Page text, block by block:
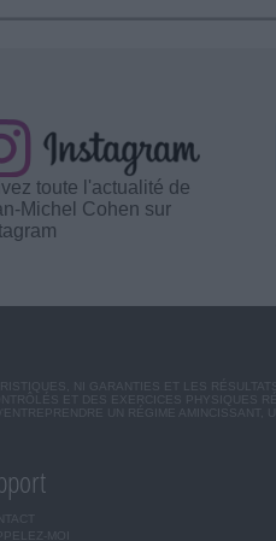
toute l'actualité de
Michel Cohen sur
NI GARANTIES ET LES
ET DES EXERCICES PHYSIQUES
UN RÉGIME AMINCISSANT,
MOI